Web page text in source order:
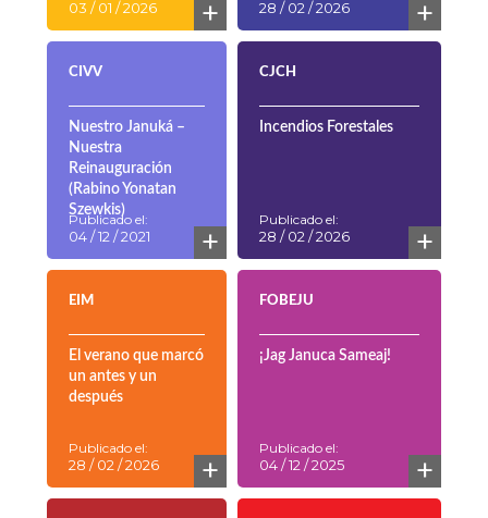
03 / 01 / 2026 + 28 / 02 / 2026 +
CIVV
Nuestro Januká –
Nuestra
Reinauguración
(Rabino Yonatan
Szewkis)
Publicado el:
04 / 12 / 2021 +
CJCH
Incendios Forestales
Publicado el:
28 / 02 / 2026 +
EIM
El verano que marcó
un antes y un
después
Publicado el:
28 / 02 / 2026 +
FOBEJU
¡Jag Januca Sameaj!
Publicado el:
04 / 12 / 2025 +